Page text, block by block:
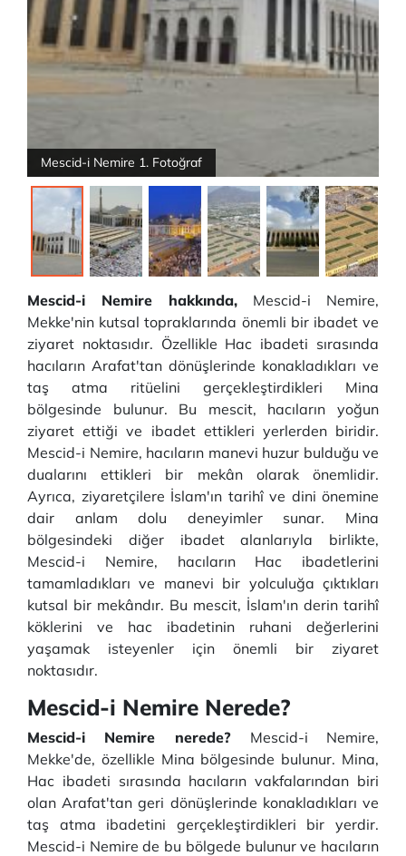
Mescid-i Nemire 1. Fotoğraf
Mescid-i Nemire hakkında, Mescid-i Nemire,
Mekke'nin kutsal topraklarında önemli bir ibadet ve
ziyaret noktasıdır. Özellikle Hac ibadeti sırasında
hacıların Arafat'tan dönüşlerinde konakladıkları ve
taş atma ritüelini gerçekleştirdikleri Mina
bölgesinde bulunur. Bu mescit, hacıların yoğun
ziyaret ettiği ve ibadet ettikleri yerlerden biridir.
Mescid-i Nemire, hacıların manevi huzur bulduğu ve
dualarını ettikleri bir mekân olarak önemlidir.
Ayrıca, ziyaretçilere İslam'ın tarihî ve dini önemine
dair anlam dolu deneyimler sunar. Mina
bölgesindeki diğer ibadet alanlarıyla birlikte,
Mescid-i Nemire, hacıların Hac ibadetlerini
tamamladıkları ve manevi bir yolculuğa çıktıkları
kutsal bir mekândır. Bu mescit, İslam'ın derin tarihî
köklerini ve hac ibadetinin ruhani değerlerini
yaşamak isteyenler için önemli bir ziyaret
noktasıdır.
Mescid-i Nemire Nerede?
Mescid-i Nemire nerede? Mescid-i Nemire,
Mekke'de, özellikle Mina bölgesinde bulunur. Mina,
Hac ibadeti sırasında hacıların vakfalarından biri
olan Arafat'tan geri dönüşlerinde konakladıkları ve
taş atma ibadetini gerçekleştirdikleri bir yerdir.
Mescid-i Nemire de bu bölgede bulunur ve hacıların